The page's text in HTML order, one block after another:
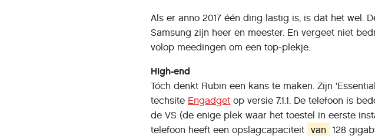
Als er anno 2017 één ding lastig is, is dat het wel.
Samsung zijn heer en meester. En vergeet niet
volop meedingen om een top-plekje.
High-end
Tóch denkt Rubin een kans te maken. Zijn
techsite Engadget op versie 7.1.1. De telefoon is
de VS (de enige plek waar het toestel in eerste
telefoon heeft een opslagcapaciteit
van 128